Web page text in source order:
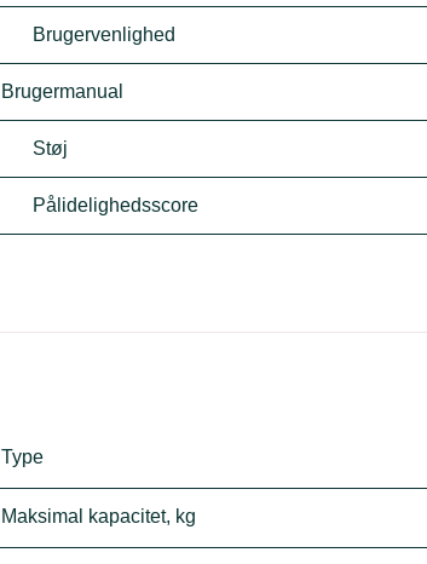
Brugervenlighed
Brugermanual
Støj
Pålidelighedsscore
Type
Maksimal kapacitet, kg